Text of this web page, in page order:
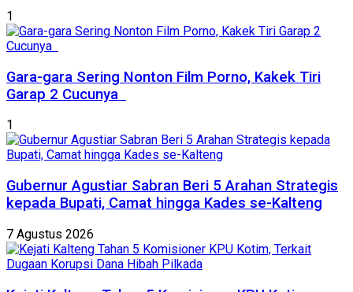
1
Gara-gara Sering Nonton Film Porno, Kakek Tiri
Garap 2 Cucunya
1
Gubernur Agustiar Sabran Beri 5 Arahan Strategis
kepada Bupati, Camat hingga Kades se-Kalteng
7 Agustus 2026